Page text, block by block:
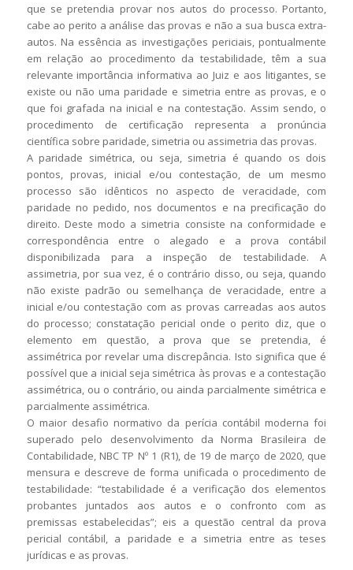
que se pretendia provar nos autos do processo. Portanto,
cabe ao perito a análise das provas e não a sua busca extra-
autos. Na essência as investigações periciais, pontualmente
em relação ao procedimento da testabilidade, têm a sua
relevante importância informativa ao Juiz e aos litigantes, se
existe ou não uma paridade e simetria entre as provas, e o
que foi grafada na inicial e na contestação. Assim sendo, o
procedimento de certificação representa a pronúncia
científica sobre paridade, simetria ou assimetria das provas.
A paridade simétrica, ou seja, simetria é quando os dois
pontos, provas, inicial e/ou contestação, de um mesmo
processo são idênticos no aspecto de veracidade, com
paridade no pedido, nos documentos e na precificação do
direito. Deste modo a simetria consiste na conformidade e
correspondência entre o alegado e a prova contábil
disponibilizada para a inspeção de testabilidade. A
assimetria, por sua vez, é o contrário disso, ou seja, quando
não existe padrão ou semelhança de veracidade, entre a
inicial e/ou contestação com as provas carreadas aos autos
do processo; constatação pericial onde o perito diz, que o
elemento em questão, a prova que se pretendia, é
assimétrica por revelar uma discrepância. Isto significa que é
possível que a inicial seja simétrica às provas e a contestação
assimétrica, ou o contrário, ou ainda parcialmente simétrica e
parcialmente assimétrica.
O maior desafio normativo da perícia contábil moderna foi
superado pelo desenvolvimento da Norma Brasileira de
Contabilidade, NBC TP Nº 1 (R1), de 19 de março de 2020, que
mensura e descreve de forma unificada o procedimento de
testabilidade: “testabilidade é a verificação dos elementos
probantes juntados aos autos e o confronto com as
premissas estabelecidas”; eis a questão central da prova
pericial contábil, a paridade e a simetria entre as teses
jurídicas e as provas.